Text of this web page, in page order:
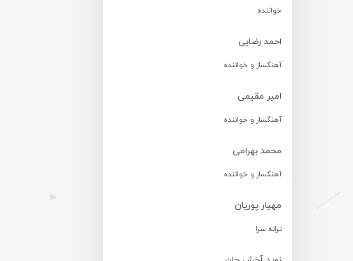
خواننده
احمد رضایی
آهنگساز و خواننده
امیر مقیمی
آهنگساز و خواننده
محمد بهرامی
آهنگساز و خواننده
مهیار پوریان
ترانه سرا